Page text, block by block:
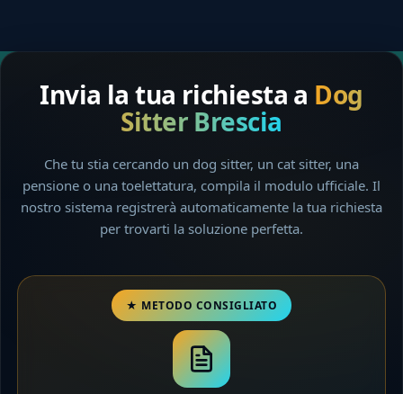
Invia la tua richiesta a Dog
Sitter Brescia
Che tu stia cercando un dog sitter, un cat sitter, una
pensione o una toelettatura, compila il modulo ufficiale. Il
nostro sistema registrerà automaticamente la tua richiesta
per trovarti la soluzione perfetta.